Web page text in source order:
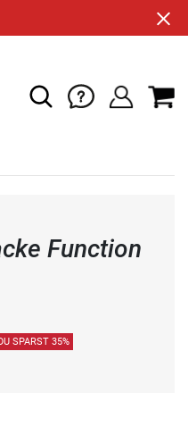
Function
DU SPARST 35%